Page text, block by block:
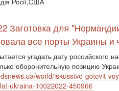
Заготовка для
все порты Украины
угадать дату российского
оборонительную позицию
world/iskusstvo-gotovit-
ukraina-10022022-450966